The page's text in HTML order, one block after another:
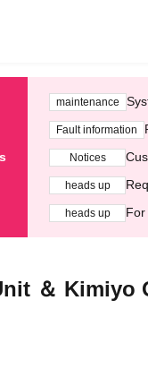
maintenance
Fault information
Notices
heads up
heads up
＆ Kimiyo